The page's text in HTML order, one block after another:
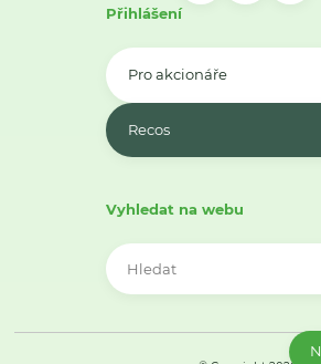
Přihlášení
Pro akcionáře
Recos
Vyhledat na webu